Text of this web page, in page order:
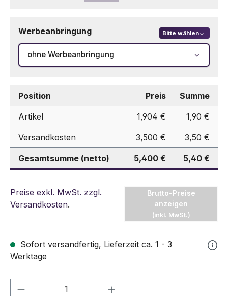
Werbeanbringung Bitte wählen
ohne Werbeanbringung
Position Preis Summe
Artikel 1,904 € 1,90 €
Versandkosten 3,500 € 3,50 €
Gesamtsumme (netto) 5,400 € 5,40 €
Preise exkl. MwSt. zzgl.
Versandkosten.
Brutto-Preise
anzeigen
(inkl. MwSt.)
Sofort versandfertig, Lieferzeit ca. 1 - 3
Werktage
Produkt Anzahl: Gib den